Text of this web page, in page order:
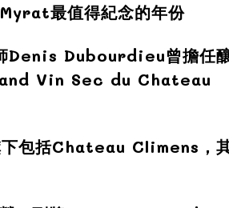
最值得紀念的年份
Denis Dubourdieu曾擔任
Vin Sec du Chateau
包括Chateau Climens，